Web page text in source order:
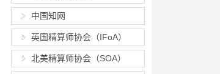
中国知网
英国精算师协会（IFoA）
北美精算师协会（SOA）